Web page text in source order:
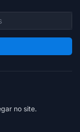
no site.